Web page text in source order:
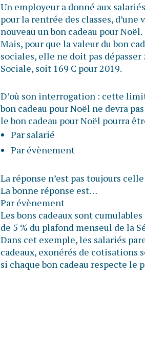
Un employeur a donné aux
pour la rentrée des classes,
nouveau un bon cadeau pour Noël.
Mais, pour que la valeur du bon
sociales, elle ne doit pas
Sociale, soit 169 € pour 2019.
D’où son interrogation : cette
bon cadeau pour Noël ne devra
le bon cadeau pour Noël pourra
Par salarié
Par évènement
La réponse n’est pas toujours
La bonne réponse est…
Par évènement
Les bons cadeaux sont
de 5 % du plafond menseul de la
Dans cet exemple, les salariés
cadeaux, exonérés de cotisations
si chaque bon cadeau respecte le